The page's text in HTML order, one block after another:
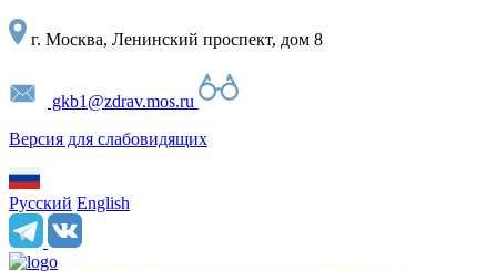
г. Москва, Ленинский проспект, дом 8
gkb1@zdrav.mos.ru
Версия для слабовидящих
Русский English